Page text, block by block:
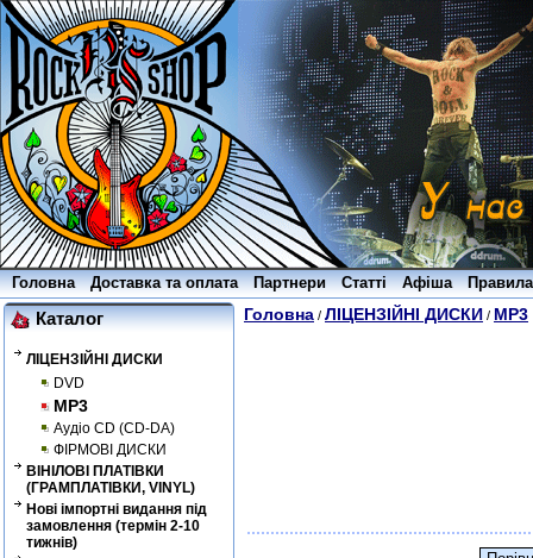
Головна Доставка та оплата Партнери Статті Афіша
Каталог
ЛІЦЕНЗІЙНІ ДИСКИ
DVD
MP3
Аудіо CD (CD-DA)
ФІРМОВІ ДИСКИ
ВІНІЛОВІ ПЛАТІВКИ
(ГРАМПЛАТІВКИ, VINYL)
Нові імпортні видання під
замовлення (термін 2-10
тижнів)
Головна / ЛІЦЕНЗІЙНІ ДИСКИ / MP3